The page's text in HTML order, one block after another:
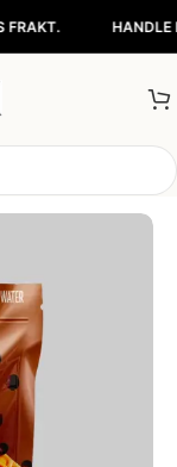
HANDLE FOR